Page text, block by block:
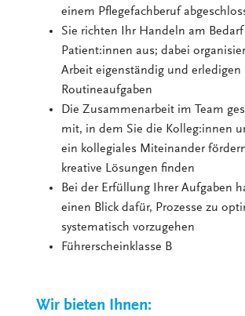
einem Pflegefachberuf
Sie richten Ihr Handeln am
Patient:innen aus; dabei
Arbeit eigenständig und erledigen
Routineaufgaben
Die Zusammenarbeit im Team
mit, in dem Sie die Kolleg:innen
ein kollegiales Miteinander
kreative Lösungen finden
Bei der Erfüllung Ihrer Aufgaben
einen Blick dafür, Prozesse zu
systematisch vorzugehen
Führerscheinklasse B
Wir bieten Ihnen: